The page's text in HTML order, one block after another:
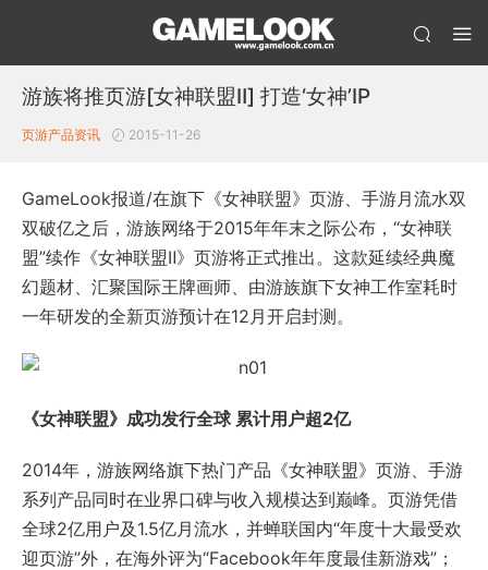
游族将推页游[女神联盟Ⅱ] 打造‘女神’IP
页游产品资讯 2015-11-26
GameLook报道/在旗下《女神联盟》页游、手游月流水双
双破亿之后，游族网络于2015年年末之际公布，“女神联
盟”续作《女神联盟Ⅱ》页游将正式推出。这款延续经典魔
幻题材、汇聚国际王牌画师、由游族旗下女神工作室耗时
一年研发的全新页游预计在12月开启封测。
《女神联盟》成功发行全球 累计用户超2亿
2014年，游族网络旗下热门产品《女神联盟》页游、手游
系列产品同时在业界口碑与收入规模达到巅峰。页游凭借
全球2亿用户及1.5亿月流水，并蝉联国内“年度十大最受欢
迎页游”外，在海外评为“Facebook年年度最佳新游戏”；